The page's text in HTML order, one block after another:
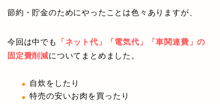
節約・貯金のためにやったことは色々ありますが、
今回は中でも 「ネット代」「電気代」「車関連費」の
固定費削減についてまとめました。
自炊をしたり
特売の安いお肉を買ったり